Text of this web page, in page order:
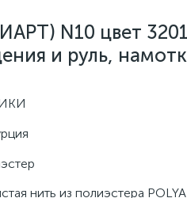
N10 цвет
и руль,
нить из полиэстера